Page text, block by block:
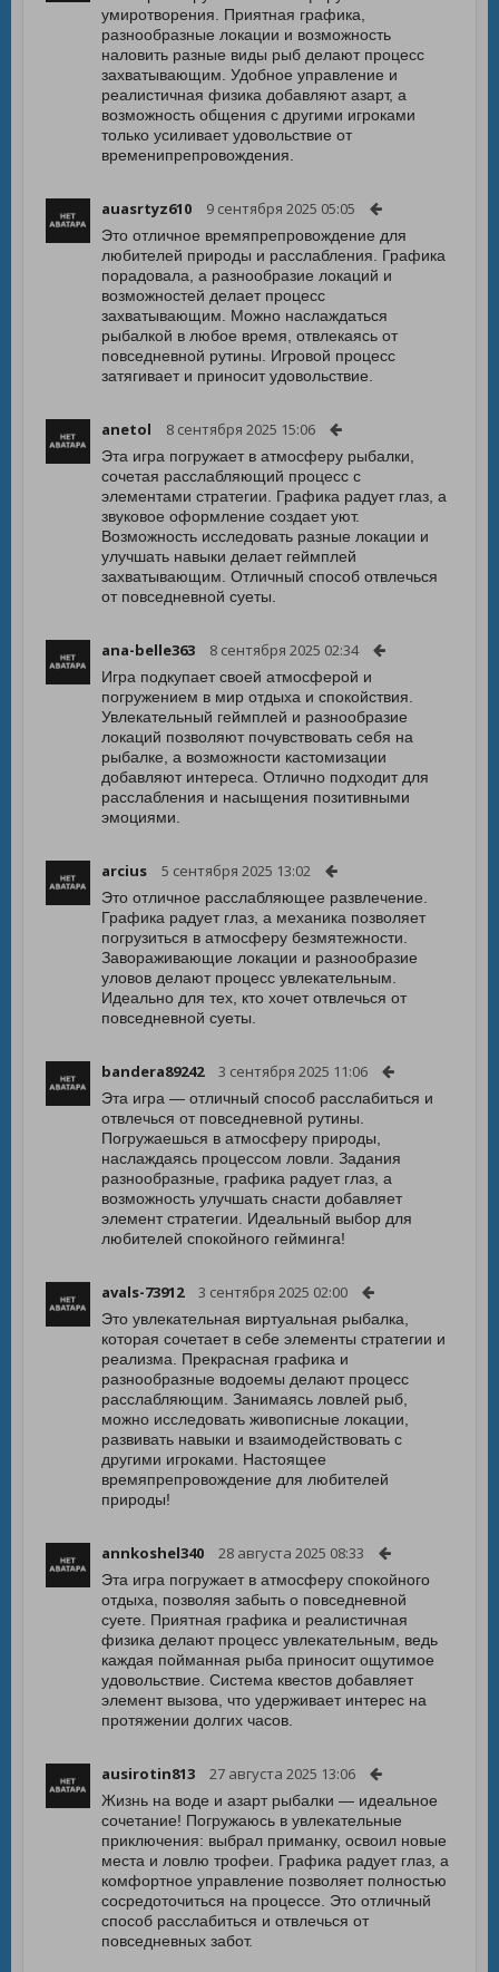
умиротворения. Приятная графика,
разнообразные локации и возможность
наловить разные виды рыб делают процесс
захватывающим. Удобное управление и
реалистичная физика добавляют азарт, а
возможность общения с другими игроками
только усиливает удовольствие от
временипрепровождения.
auasrtyz610 9 сентября 2025 05:05
Это отличное времяпрепровождение для
любителей природы и расслабления. Графика
порадовала, а разнообразие локаций и
возможностей делает процесс
захватывающим. Можно наслаждаться
рыбалкой в любое время, отвлекаясь от
повседневной рутины. Игровой процесс
затягивает и приносит удовольствие.
anetol 8 сентября 2025 15:06
Эта игра погружает в атмосферу рыбалки,
сочетая расслабляющий процесс с
элементами стратегии. Графика радует глаз, а
звуковое оформление создает уют.
Возможность исследовать разные локации и
улучшать навыки делает геймплей
захватывающим. Отличный способ отвлечься
от повседневной суеты.
ana-belle363 8 сентября 2025 02:34
Игра подкупает своей атмосферой и
погружением в мир отдыха и спокойствия.
Увлекательный геймплей и разнообразие
локаций позволяют почувствовать себя на
рыбалке, а возможности кастомизации
добавляют интереса. Отлично подходит для
расслабления и насыщения позитивными
эмоциями.
arcius 5 сентября 2025 13:02
Это отличное расслабляющее развлечение.
Графика радует глаз, а механика позволяет
погрузиться в атмосферу безмятежности.
Завораживающие локации и разнообразие
уловов делают процесс увлекательным.
Идеально для тех, кто хочет отвлечься от
повседневной суеты.
bandera89242 3 сентября 2025 11:06
Эта игра — отличный способ расслабиться и
отвлечься от повседневной рутины.
Погружаешься в атмосферу природы,
наслаждаясь процессом ловли. Задания
разнообразные, графика радует глаз, а
возможность улучшать снасти добавляет
элемент стратегии. Идеальный выбор для
любителей спокойного гейминга!
avals-73912 3 сентября 2025 02:00
Это увлекательная виртуальная рыбалка,
которая сочетает в себе элементы стратегии и
реализма. Прекрасная графика и
разнообразные водоемы делают процесс
расслабляющим. Занимаясь ловлей рыб,
можно исследовать живописные локации,
развивать навыки и взаимодействовать с
другими игроками. Настоящее
времяпрепровождение для любителей
природы!
annkoshel340 28 августа 2025 08:33
Эта игра погружает в атмосферу спокойного
отдыха, позволяя забыть о повседневной
суете. Приятная графика и реалистичная
физика делают процесс увлекательным, ведь
каждая пойманная рыба приносит ощутимое
удовольствие. Система квестов добавляет
элемент вызова, что удерживает интерес на
протяжении долгих часов.
ausirotin813 27 августа 2025 13:06
Жизнь на воде и азарт рыбалки — идеальное
сочетание! Погружаюсь в увлекательные
приключения: выбрал приманку, освоил новые
места и ловлю трофеи. Графика радует глаз, а
комфортное управление позволяет полностью
сосредоточиться на процессе. Это отличный
способ расслабиться и отвлечься от
повседневных забот.